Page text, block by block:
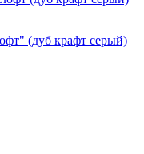
(дуб крафт серый)